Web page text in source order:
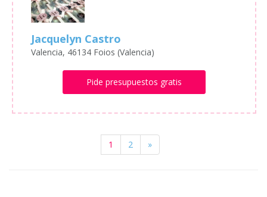
Jacquelyn Castro
Valencia, 46134 Foios (Valencia)
Pide presupuestos gratis
1 2 »